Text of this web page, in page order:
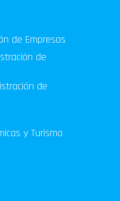
de Empresas
de
de
y Turismo